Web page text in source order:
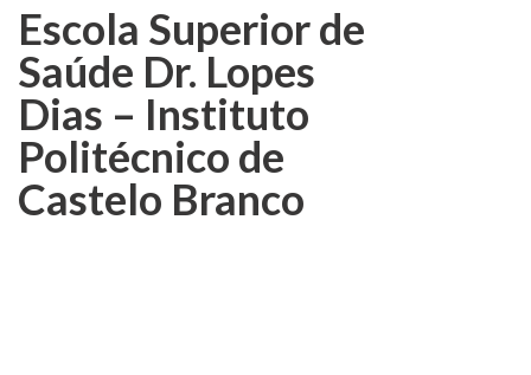
Escola Superior de
Saúde Dr. Lopes
Dias – Instituto
Politécnico de
Castelo Branco